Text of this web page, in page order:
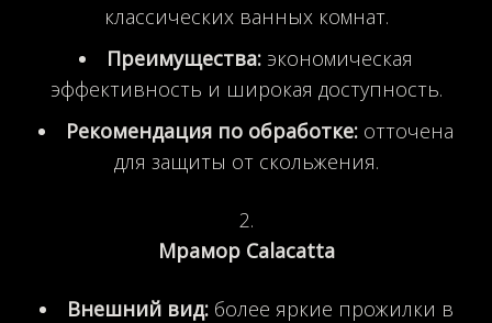
классических ванных комнат.
Преимущества: экономическая
эффективность и широкая доступность.
Рекомендация по обработке: отточена
для защиты от скольжения.
Мрамор Calacatta
Внешний вид:более яркие прожилки в